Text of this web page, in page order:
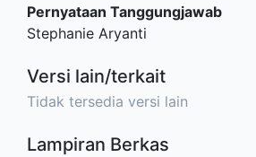
Pernyataan Tanggungjawab
Stephanie Aryanti
Versi lain/terkait
Tidak tersedia versi lain
Lampiran Berkas